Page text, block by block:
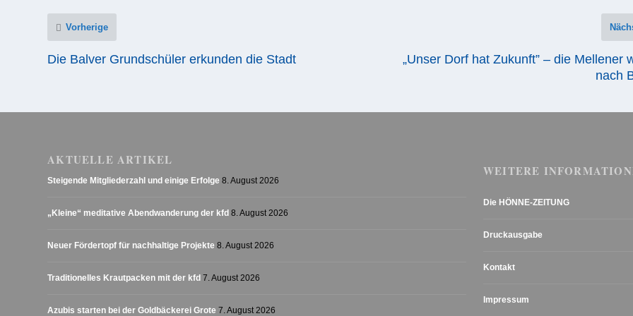
Vorherige
Die Balver Grundschüler erkunden die Stadt
„Unser Dorf hat Zukunft” – die Mellener
nach
AKTUELLE ARTIKEL
Steigende Mitgliederzahl und einige Erfolge 8. August 2026
„Kleine“ meditative Abendwanderung der kfd 8. August 2026
Neuer Fördertopf für nachhaltige Projekte 8. August 2026
Traditionelles Krautpacken mit der kfd 7. August 2026
Azubis starten bei der Goldbäckerei Grote 7. August 2026
WEITERE
Die HÖNNE-ZEITUNG
Druckausgabe
Kontakt
Impressum